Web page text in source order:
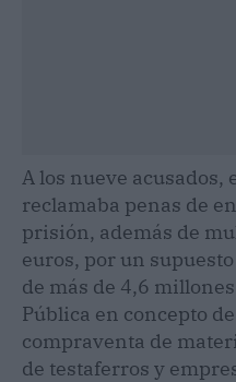
A los nueve
reclamaba penas de
prisión, además de
euros, por un
de más de 4,6
Pública en concepto
compraventa de
de testaferros y